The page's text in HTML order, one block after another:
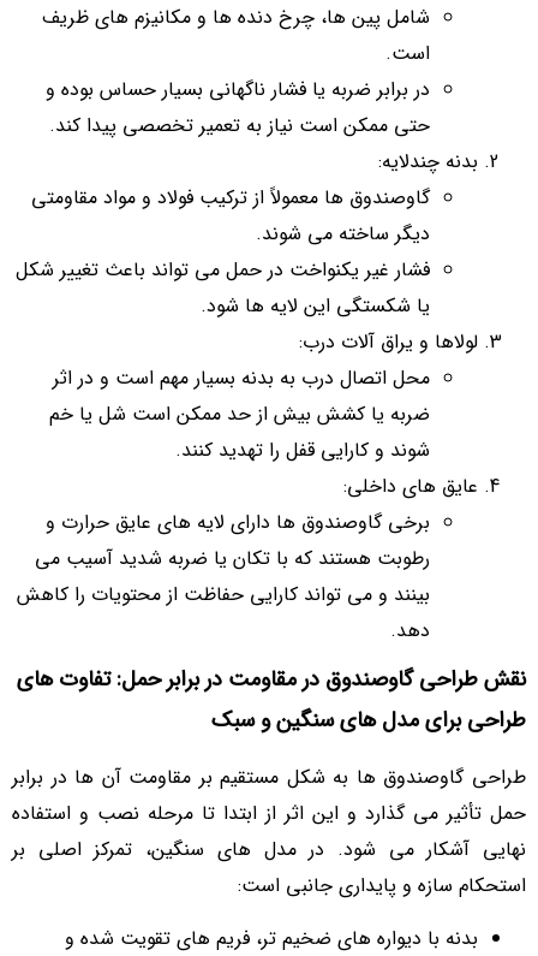
شامل پین ها، چرخ دنده ها و مکانیزم های ظریف
است.
در برابر ضربه یا فشار ناگهانی بسیار حساس بوده و
حتی ممکن است نیاز به تعمیر تخصصی پیدا کند.
بدنه چندلایه:
گاوصندوق ها معمولاً از ترکیب فولاد و مواد مقاومتی
دیگر ساخته می شوند.
فشار غیر یکنواخت در حمل می تواند باعث تغییر شکل
یا شکستگی این لایه ها شود.
لولاها و یراق آلات درب:
محل اتصال درب به بدنه بسیار مهم است و در اثر
ضربه یا کشش بیش از حد ممکن است شل یا خم
شوند و کارایی قفل را تهدید کنند.
عایق های داخلی:
برخی گاوصندوق ها دارای لایه های عایق حرارت و
رطوبت هستند که با تکان یا ضربه شدید آسیب می
بینند و می تواند کارایی حفاظت از محتویات را کاهش
دهد.
نقش طراحی گاوصندوق در مقاومت در برابر حمل: تفاوت های
طراحی برای مدل های سنگین و سبک
طراحی گاوصندوق ها به شکل مستقیم بر مقاومت آن ها در برابر
حمل تأثیر می گذارد و این اثر از ابتدا تا مرحله نصب و استفاده
نهایی آشکار می شود. در مدل های سنگین، تمرکز اصلی بر
استحکام سازه و پایداری جانبی است:
بدنه با دیواره های ضخیم تر، فریم های تقویت شده و